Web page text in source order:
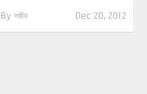
By সজীব Dec 20, 2012